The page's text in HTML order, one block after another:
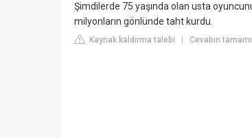
Şimdilerde 75 yaşında olan usta
milyonların gönlünde taht kurdu.
Kaynak kaldırma talebi | Cevabın